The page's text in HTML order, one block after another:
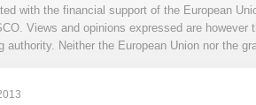
with the financial support of the European
Views and opinions expressed are
authority. Neither the European Union nor the